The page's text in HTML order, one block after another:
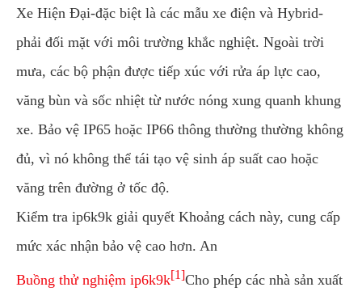
Xe Hiện Đại-đặc biệt là các mẫu xe điện và Hybrid-
phải đối mặt với môi trường khắc nghiệt. Ngoài trời
mưa, các bộ phận được tiếp xúc với rửa áp lực cao,
văng bùn và sốc nhiệt từ nước nóng xung quanh khung
xe. Bảo vệ IP65 hoặc IP66 thông thường thường không
đủ, vì nó không thể tái tạo vệ sinh áp suất cao hoặc
văng trên đường ở tốc độ.
Kiểm tra ip6k9k giải quyết Khoảng cách này, cung cấp
mức xác nhận bảo vệ cao hơn. An
Buồng thử nghiệm ip6k9k[1]Cho phép các nhà sản xuất